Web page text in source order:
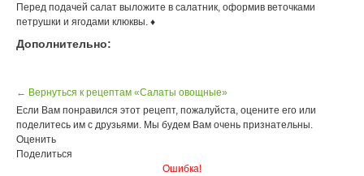
Перед подачей салат выложите в салатник, оформив веточками
петрушки и ягодами клюквы. ♦
Дополнительно:
← Вернуться к рецептам «Салаты овощные»
Если Вам понравился этот рецепт, пожалуйста, оцените его или
поделитесь им с друзьями. Мы будем Вам очень признательны.
Оценить
Поделиться
Ошибка!